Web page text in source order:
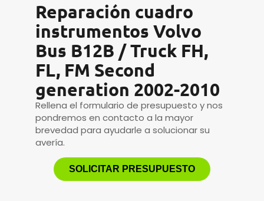
Reparación cuadro
instrumentos Volvo
Bus B12B / Truck FH,
FL, FM Second
generation 2002-2010
Rellena el formulario de presupuesto y nos
pondremos en contacto a la mayor
brevedad para ayudarle a solucionar su
avería.
SOLICITAR PRESUPUESTO